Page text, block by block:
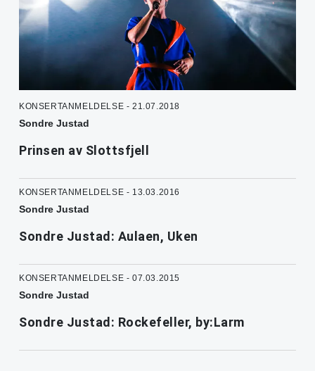
KONSERTANMELDELSE - 21.07.2018
Sondre Justad
Prinsen av Slottsfjell
KONSERTANMELDELSE - 13.03.2016
Sondre Justad
Sondre Justad: Aulaen, Uken
KONSERTANMELDELSE - 07.03.2015
Sondre Justad
Sondre Justad: Rockefeller, by:Larm